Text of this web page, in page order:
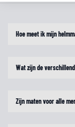
Hoe meet ik mijn
Wat zijn de
Zijn maten voor alle